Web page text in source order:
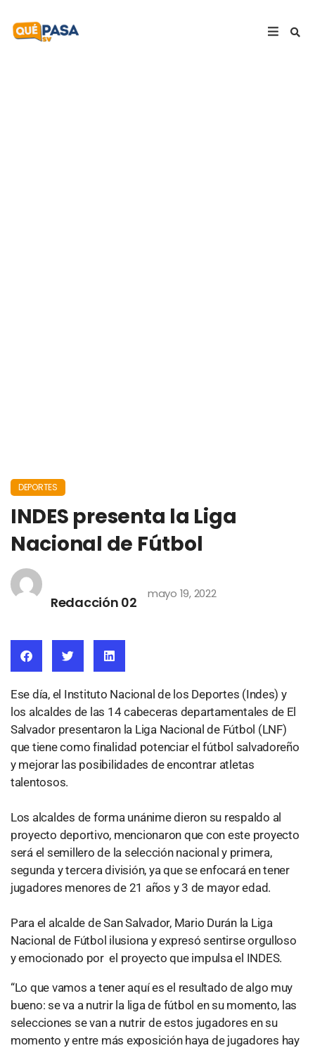
DEPORTES
INDES presenta la Liga
Nacional de Fútbol
Redacción 02
mayo 19, 2022
Ese día, el Instituto Nacional de los Deportes (Indes) y
los alcaldes de las 14 cabeceras departamentales de El
Salvador presentaron la Liga Nacional de Fútbol (LNF)
que tiene como finalidad potenciar el fútbol salvadoreño
y mejorar las posibilidades de encontrar atletas
talentosos.
Los alcaldes de forma unánime dieron su respaldo al
proyecto deportivo, mencionaron que con este proyecto
será el semillero de la selección nacional y primera,
segunda y tercera división, ya que se enfocará en tener
jugadores menores de 21 años y 3 de mayor edad.
Para el alcalde de San Salvador, Mario Durán la Liga
Nacional de Fútbol ilusiona y expresó sentirse orgulloso
y emocionado por el proyecto que impulsa el INDES.
“Lo que vamos a tener aquí es el resultado de algo muy
bueno: se va a nutrir la liga de fútbol en su momento, las
selecciones se van a nutrir de estos jugadores en su
momento y entre más exposición haya de jugadores hay